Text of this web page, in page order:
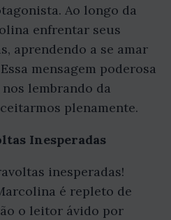
Ao longo da
enfrentar seus
aprendendo a se amar
mensagem poderosa
lembrando da
plenamente.
Inesperadas
inesperadas!
é repleto de
o leitor ávido por